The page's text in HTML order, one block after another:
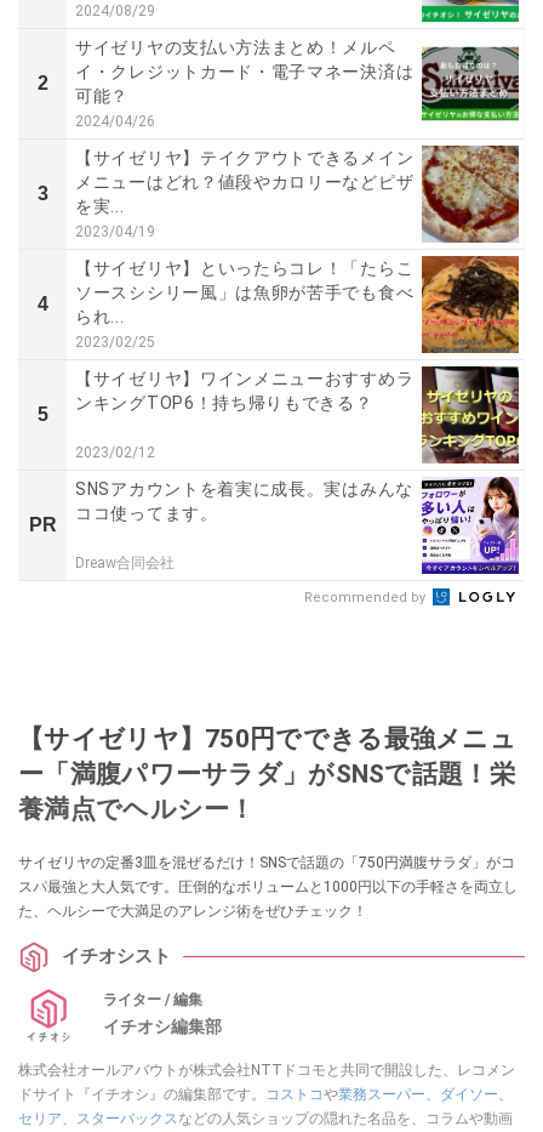
2024/08/29
2
サイゼリヤの支払い方法まとめ！メルペ
イ・クレジットカード・電子マネー決済は
可能？
2024/04/26
3
【サイゼリヤ】テイクアウトできるメイン
メニューはどれ？値段やカロリーなどピザ
を実...
2023/04/19
4
【サイゼリヤ】といったらコレ！「たらこ
ソースシシリー風」は魚卵が苦手でも食べ
られ...
2023/02/25
5
【サイゼリヤ】ワインメニューおすすめラ
ンキングTOP6！持ち帰りもできる？
2023/02/12
PR
SNSアカウントを着実に成長。実はみんな
ココ使ってます。
Dreaw合同会社
Recommended by
【サイゼリヤ】750円でできる最強メニュ
ー「満腹パワーサラダ」がSNSで話題！栄
養満点でヘルシー！
サイゼリヤの定番3皿を混ぜるだけ！SNSで話題の「750円満腹サラダ」がコ
スパ最強と大人気です。圧倒的なボリュームと1000円以下の手軽さを両立し
た、ヘルシーで大満足のアレンジ術をぜひチェック！
イチオシスト
ライター / 編集
イチオシ編集部
株式会社オールアバウトが株式会社NTTドコモと共同で開設した、レコメン
ドサイト『イチオシ』の編集部です。
コストコや業務スーパー ダイソー
セリア
スターバックス などの人気ショップの隠れた名品を、コラムや動画